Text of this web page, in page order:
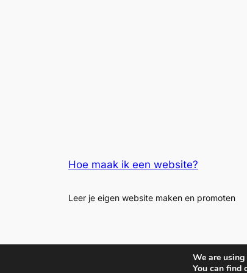
Hoe maak ik een website?
Leer je eigen website maken en promoten
We are
You can find